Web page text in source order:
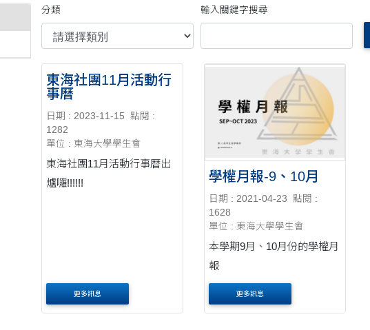
分類 輸入關鍵字搜尋
東海社團11月活動行
事曆
日期 : 2023-11-15
點閱 :
1282
單位 : 東海大學學生會
東海社團11月活動行事曆出
爐囉!!!!!!
更多訊息
學權月報-9、10月
日期 : 2021-04-23
點閱 :
1628
單位 : 東海大學學生會
本學期9月、10月份的學權月
報
更多訊息